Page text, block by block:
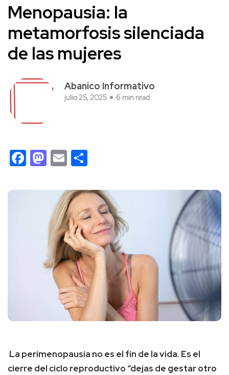
Menopausia: la
metamorfosis silenciada
de las mujeres
Abanico Informativo
julio 25, 2025 6 min read
Facebook
Mastodon
Email
La perimenopausia no es el fin de la vida. Es el
cierre del ciclo reproductivo “dejas de gestar otro